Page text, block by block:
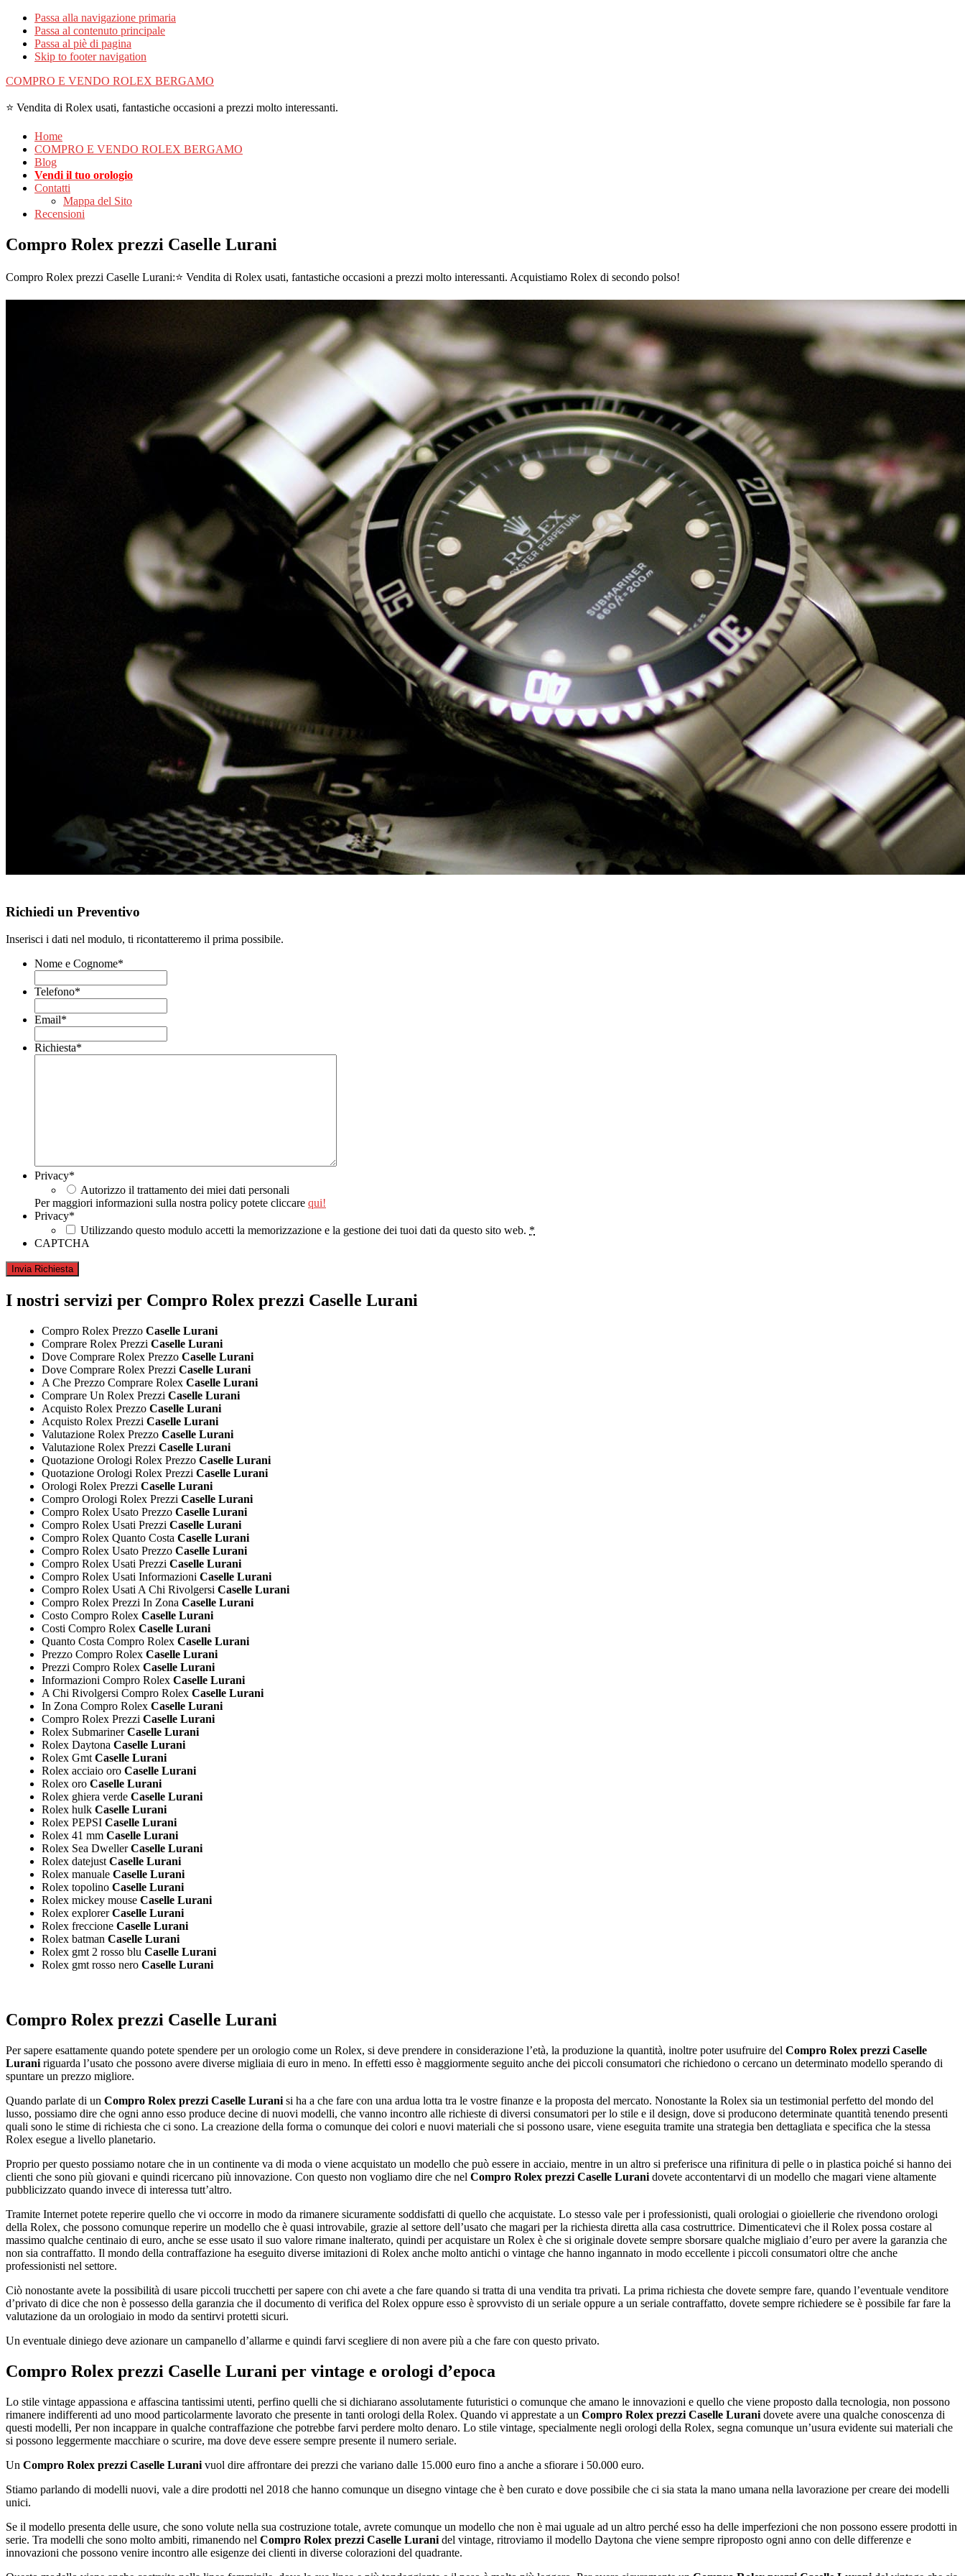
Passa alla navigazione primaria
Passa al contenuto principale
Passa al piè di pagina
Skip to footer navigation
COMPRO E VENDO ROLEX BERGAMO
⭐ Vendita di Rolex usati, fantastiche occasioni a prezzi molto interessanti.
Home
COMPRO E VENDO ROLEX BERGAMO
Blog
Vendi il tuo orologio
Contatti
Mappa del Sito
Recensioni
Compro Rolex prezzi Caselle Lurani
Compro Rolex prezzi Caselle Lurani:⭐ Vendita di Rolex usati, fantastiche occasioni a prezzi molto interessanti. Acquistiamo Rolex di secondo polso!
Richiedi un Preventivo
Inserisci i dati nel modulo, ti ricontatteremo il prima possibile.
Nome e Cognome*
Telefono*
Email*
Richiesta*
Privacy*
Autorizzo il trattamento dei miei dati personali
Per maggiori informazioni sulla nostra policy potete cliccare qui!
Privacy*
Utilizzando questo modulo accetti la memorizzazione e la gestione dei tuoi dati da questo sito web. *
CAPTCHA
I nostri servizi per Compro Rolex prezzi Caselle Lurani
Compro Rolex Prezzo Caselle Lurani
Comprare Rolex Prezzi Caselle Lurani
Dove Comprare Rolex Prezzo Caselle Lurani
Dove Comprare Rolex Prezzi Caselle Lurani
A Che Prezzo Comprare Rolex Caselle Lurani
Comprare Un Rolex Prezzi Caselle Lurani
Acquisto Rolex Prezzo Caselle Lurani
Acquisto Rolex Prezzi Caselle Lurani
Valutazione Rolex Prezzo Caselle Lurani
Valutazione Rolex Prezzi Caselle Lurani
Quotazione Orologi Rolex Prezzo Caselle Lurani
Quotazione Orologi Rolex Prezzi Caselle Lurani
Orologi Rolex Prezzi Caselle Lurani
Compro Orologi Rolex Prezzi Caselle Lurani
Compro Rolex Usato Prezzo Caselle Lurani
Compro Rolex Usati Prezzi Caselle Lurani
Compro Rolex Quanto Costa Caselle Lurani
Compro Rolex Usato Prezzo Caselle Lurani
Compro Rolex Usati Prezzi Caselle Lurani
Compro Rolex Usati Informazioni Caselle Lurani
Compro Rolex Usati A Chi Rivolgersi Caselle Lurani
Compro Rolex Prezzi In Zona Caselle Lurani
Costo Compro Rolex Caselle Lurani
Costi Compro Rolex Caselle Lurani
Quanto Costa Compro Rolex Caselle Lurani
Prezzo Compro Rolex Caselle Lurani
Prezzi Compro Rolex Caselle Lurani
Informazioni Compro Rolex Caselle Lurani
A Chi Rivolgersi Compro Rolex Caselle Lurani
In Zona Compro Rolex Caselle Lurani
Compro Rolex Prezzi Caselle Lurani
Rolex SubmarinerCaselle Lurani
Rolex Daytona Caselle Lurani
Rolex Gmt Caselle Lurani
Rolex acciaio oro Caselle Lurani
Rolex oro Caselle Lurani
Rolex ghiera verde Caselle Lurani
Rolex hulk Caselle Lurani
Rolex PEPSI Caselle Lurani
Rolex 41 mm Caselle Lurani
Rolex Sea DwellerCaselle Lurani
Rolex datejust Caselle Lurani
Rolex manuale Caselle Lurani
Rolex topolino Caselle Lurani
Rolex mickey mouse Caselle Lurani
Rolex explorerCaselle Lurani
Rolex freccione Caselle Lurani
Rolex batman Caselle Lurani
Rolex gmt 2 rosso blu Caselle Lurani
Rolex gmt rosso nero Caselle Lurani
Compro Rolex prezzi Caselle Lurani
Per sapere esattamente quando potete spendere per un orologio come un Rolex, si deve prendere in considerazione l’età, la produzione la quantità, inoltre poter usufruire del Compro Rolex prezzi Caselle
Lurani riguarda l’usato che possono avere diverse migliaia di euro in meno. In effetti esso è maggiormente seguito anche dei piccoli consumatori che richiedono o cercano un determinato modello sperando di
spuntare un prezzo migliore.
Quando parlate di un Compro Rolex prezzi Caselle Lurani si ha a che fare con una ardua lotta tra le vostre finanze e la proposta del mercato. Nonostante la Rolex sia un testimonial perfetto del mondo del
lusso, possiamo dire che ogni anno esso produce decine di nuovi modelli, che vanno incontro alle richieste di diversi consumatori per lo stile e il design, dove si producono determinate quantità tenendo presenti
quali sono le stime di richiesta che ci sono. La creazione della forma o comunque dei colori e nuovi materiali che si possono usare, viene eseguita tramite una strategia ben dettagliata e specifica che la stessa
Rolex esegue a livello planetario.
Proprio per questo possiamo notare che in un continente va di moda o viene acquistato un modello che può essere in acciaio, mentre in un altro si preferisce una rifinitura di pelle o in plastica poiché si hanno dei
clienti che sono più giovani e quindi ricercano più innovazione. Con questo non vogliamo dire che nel Compro Rolex prezzi Caselle Lurani dovete accontentarvi di un modello che magari viene altamente
pubblicizzato quando invece di interessa tutt’altro.
Tramite Internet potete reperire quello che vi occorre in modo da rimanere sicuramente soddisfatti di quello che acquistate. Lo stesso vale per i professionisti, quali orologiai o gioiellerie che rivendono orologi
della Rolex, che possono comunque reperire un modello che è quasi introvabile, grazie al settore dell’usato che magari per la richiesta diretta alla casa costruttrice. Dimenticatevi che il Rolex possa costare al
massimo qualche centinaio di euro, anche se esse usato il suo valore rimane inalterato, quindi per acquistare un Rolex è che si originale dovete sempre sborsare qualche migliaio d’euro per avere la garanzia che
non sia contraffatto. Il mondo della contraffazione ha eseguito diverse imitazioni di Rolex anche molto antichi o vintage che hanno ingannato in modo eccellente i piccoli consumatori oltre che anche
professionisti nel settore.
Ciò nonostante avete la possibilità di usare piccoli trucchetti per sapere con chi avete a che fare quando si tratta di una vendita tra privati. La prima richiesta che dovete sempre fare, quando l’eventuale venditore
d’privato di dice che non è possesso della garanzia che il documento di verifica del Rolex oppure esso è sprovvisto di un seriale oppure a un seriale contraffatto, dovete sempre richiedere se è possibile far fare la
valutazione da un orologiaio in modo da sentirvi protetti sicuri.
Un eventuale diniego deve azionare un campanello d’allarme e quindi farvi scegliere di non avere più a che fare con questo privato.
Compro Rolex prezzi Caselle Lurani per vintage e orologi d’epoca
Lo stile vintage appassiona e affascina tantissimi utenti, perfino quelli che si dichiarano assolutamente futuristici o comunque che amano le innovazioni e quello che viene proposto dalla tecnologia, non possono
rimanere indifferenti ad uno mood particolarmente lavorato che presente in tanti orologi della Rolex. Quando vi apprestate a un Compro Rolex prezzi Caselle Lurani dovete avere una qualche conoscenza di
questi modelli, Per non incappare in qualche contraffazione che potrebbe farvi perdere molto denaro. Lo stile vintage, specialmente negli orologi della Rolex, segna comunque un’usura evidente sui materiali che
si possono leggermente macchiare o scurire, ma dove deve essere sempre presente il numero seriale.
Un Compro Rolex prezzi Caselle Lurani vuol dire affrontare dei prezzi che variano dalle 15.000 euro fino a anche a sfiorare i 50.000 euro.
Stiamo parlando di modelli nuovi, vale a dire prodotti nel 2018 che hanno comunque un disegno vintage che è ben curato e dove possibile che ci sia stata la mano umana nella lavorazione per creare dei modelli
unici.
Se il modello presenta delle usure, che sono volute nella sua costruzione totale, avrete comunque un modello che non è mai uguale ad un altro perché esso ha delle imperfezioni che non possono essere prodotti in
serie. Tra modelli che sono molto ambiti, rimanendo nel Compro Rolex prezzi Caselle Lurani del vintage, ritroviamo il modello Daytona che viene sempre riproposto ogni anno con delle differenze e
innovazioni che possono venire incontro alle esigenze dei clienti in diverse colorazioni del quadrante.